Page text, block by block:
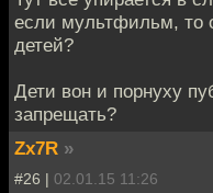
если мультфильм, то
детей?
Дети вон и порнуху
запрещать?
Zx7R »
#26 | 02.01.15 11:26